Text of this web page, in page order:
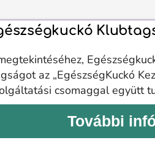
az „EgészségKuckó
csomaggal együtt
További